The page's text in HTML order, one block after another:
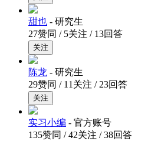
甜也 - 研究生
27赞同 / 5关注 / 13回答
关注
陈龙 - 研究生
29赞同 / 11关注 / 23回答
关注
实习小编 - 官方账号
135赞同 / 42关注 / 38回答